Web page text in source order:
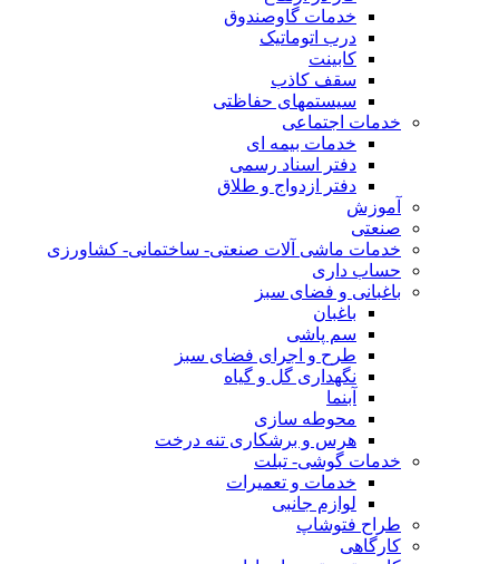
خدمات گاوصندوق
درب اتوماتیک
کابینت
سقف کاذب
سیستمهای حفاظتی
خدمات اجتماعی
خدمات بیمه ای
دفتر اسناد رسمی
دفتر ازدواج و طلاق
آموزش
صنعتی
خدمات ماشی آلات صنعتی- ساختمانی- کشاورزی
حساب داری
باغبانی و فضای سبز
باغبان
سم پاشی
طرح و اجرای فضای سبز
نگهداری گل و گیاه
آبنما
محوطه سازی
هرس و برشکاری تنه درخت
خدمات گوشی- تبلت
خدمات و تعمیرات
لوازم جانبی
طراح فتوشاپ
کارگاهی